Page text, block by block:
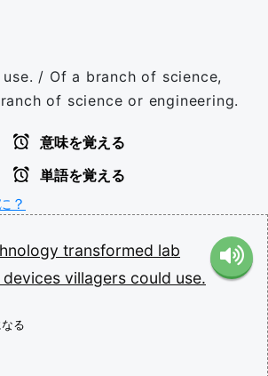
/ Of a branch of science,
of science or engineering.
意味を覚える
単語を覚える
？
transformed lab
devices villagers could use.
る